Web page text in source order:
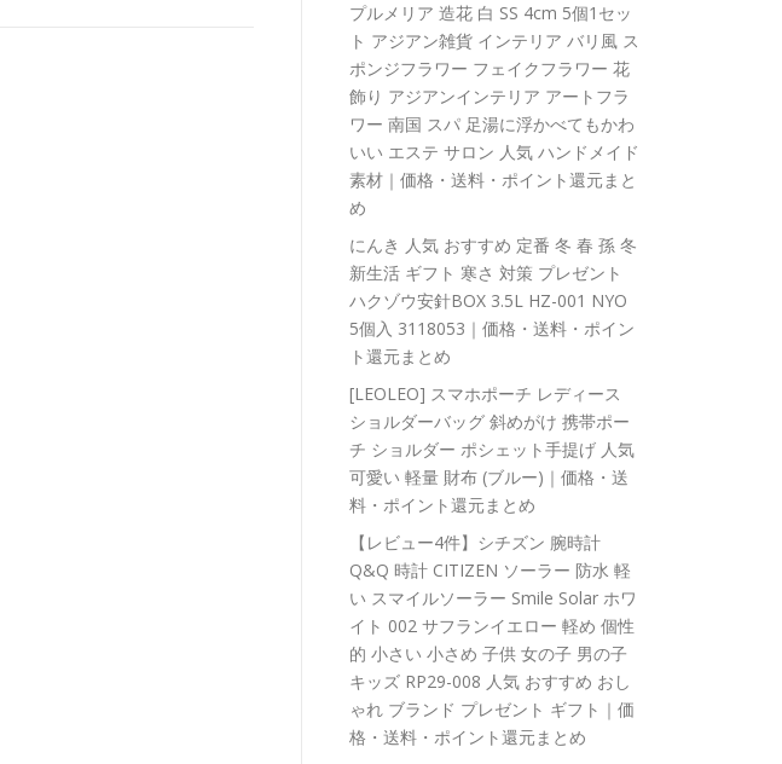
プルメリア 造花 白 SS 4cm 5個1セッ
ト アジアン雑貨 インテリア バリ風 ス
ポンジフラワー フェイクフラワー 花
飾り アジアンインテリア アートフラ
ワー 南国 スパ 足湯に浮かべてもかわ
いい エステ サロン 人気 ハンドメイド
素材｜価格・送料・ポイント還元まと
め
にんき 人気 おすすめ 定番 冬 春 孫 冬
新生活 ギフト 寒さ 対策 プレゼント
ハクゾウ安針BOX 3.5L HZ-001 NYO
5個入 3118053｜価格・送料・ポイン
ト還元まとめ
[LEOLEO] スマホポーチ レディース
ショルダーバッグ 斜めがけ 携帯ポー
チ ショルダー ポシェット手提げ 人気
可愛い 軽量 財布 (ブルー)｜価格・送
料・ポイント還元まとめ
【レビュー4件】シチズン 腕時計
Q&Q 時計 CITIZEN ソーラー 防水 軽
い スマイルソーラー Smile Solar ホワ
イト 002 サフランイエロー 軽め 個性
的 小さい 小さめ 子供 女の子 男の子
キッズ RP29-008 人気 おすすめ おし
ゃれ ブランド プレゼント ギフト｜価
格・送料・ポイント還元まとめ